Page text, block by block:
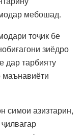
мебошад.
тоҷик бе
зиёдро
дар тарбияту
маънавиёти
симои азизтарин,